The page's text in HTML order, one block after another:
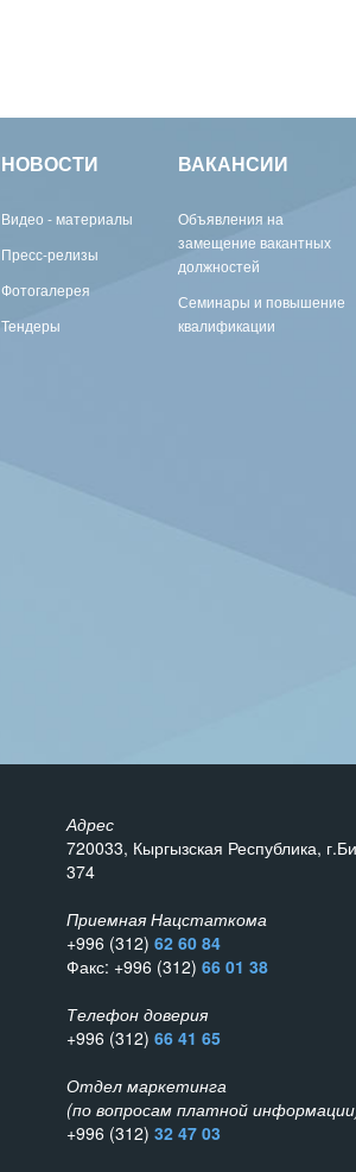
НОВОСТИ
Видео - материалы
Пресс-релизы
Фотогалерея
Тендеры
ВАКАНСИИ
Объявления на
замещение вакантных
должностей
Семинары и повышение
квалификации
Адрес
720033, Кыргызская Республика,
374
Приемная Нацстаткома
+996 (312) 62 60 84
Факс: +996 (312) 66 01 38
Телефон доверия
+996 (312) 66 41 65
Отдел маркетинга
(по вопросам платной
+996 (312) 32 47 03